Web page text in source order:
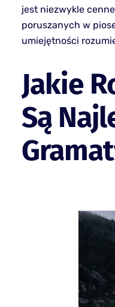
jest niezwykle
poruszanych w
umiejętności
Jakie
Są